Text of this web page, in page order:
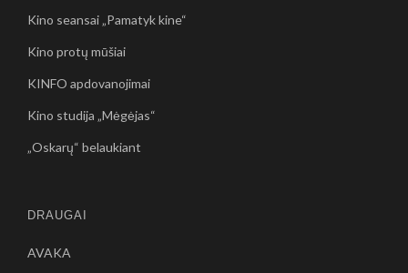
Kino seansai „Pamatyk kine“
Kino protų mūšiai
KINFO apdovanojimai
Kino studija „Mėgėjas“
„Oskarų“ belaukiant
DRAUGAI
AVAKA